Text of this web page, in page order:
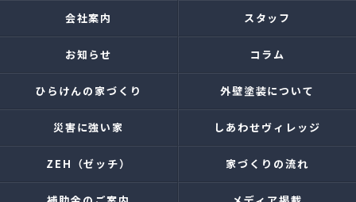
会社案内 スタッフ
お知らせ コラム
ひらけんの家づくり 外壁塗装について
災害に強い家 しあわせヴィレッジ
ZEH（ゼッチ） 家づくりの流れ